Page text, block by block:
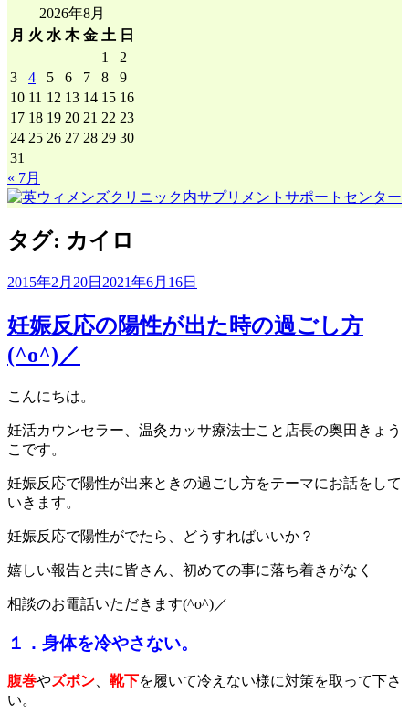
2026年8月
月 火 水 木 金 土 日
1
2
3
4 5 6 7 8
9
10 11 12 13 14 15 16
17 18 19 20 21 22 23
24 25 26 27 28 29 30
31
« 7月
タグ: カイロ
2015年2月20日 2021年6月16日
妊娠反応の陽性が出た時の過ごし方
(^o^)／
こんにちは。
妊活カウンセラー、温灸カッサ療法士こと店長の奥田きょう
こです。
妊娠反応で陽性が出来ときの過ごし方をテーマにお話をして
いきます。
妊娠反応で陽性がでたら、どうすればいいか？
嬉しい報告と共に皆さん、初めての事に落ち着きがなく
相談のお電話いただきます(^o^)／
１．身体を冷やさない。
腹巻やズボン 靴下を履いて冷えない様に対策を取って下さ
い。